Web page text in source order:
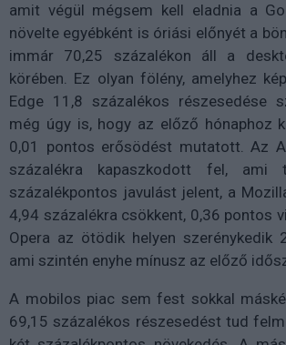
amit végül mégsem kell eladnia a
növelte egyébként is óriási előnyét a
immár 70,25 százalékon áll a
körében. Ez olyan fölény, amelyhez
Edge 11,8 százalékos részesedése
még úgy is, hogy az előző hónaphoz
0,01 pontos erősödést mutatott. Az
százalékra kapaszkodott fel,
százalékpontos javulást jelent, a
4,94 százalékra csökkent, 0,36 pontos
Opera az ötödik helyen szerénykedik
ami szintén enyhe mínusz az előző
A mobilos piac sem fest sokkal
69,15 százalékos részesedést tud